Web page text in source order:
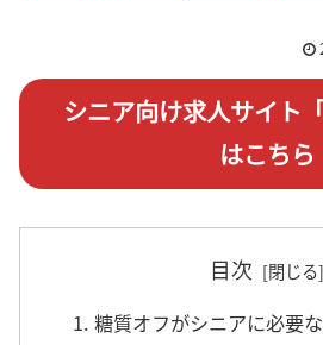
シニア向け求人サイト
はこちら
目次
1. 糖質オフがシニアに必要